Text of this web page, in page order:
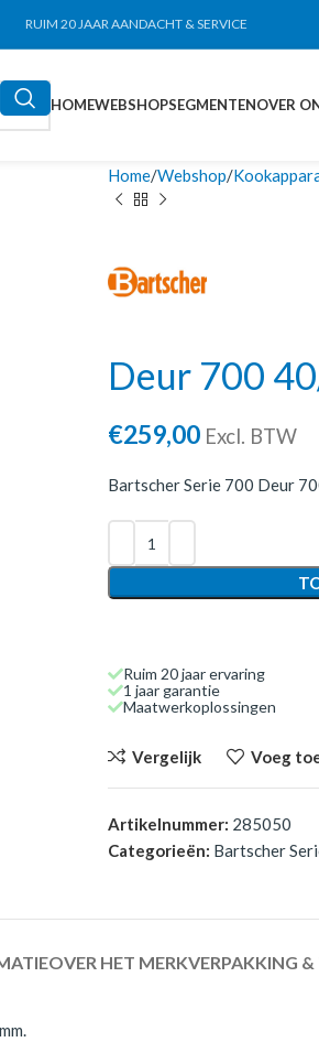
RUIM 20 JAAR AANDACHT & SERVICE
HOMEWEBSHOPSEGMENTENOVER
Home Webshop
Deur 700
€259,00 Excl. BTW
Bartscher Serie 700 Deur
Ruim 20 jaar ervaring
1 jaar garantie
Maatwerkoplossingen
Vergelijk Voeg
Artikelnummer: 285050
Categorieën: Bartscher
OVER HET MERKVERPAKKING